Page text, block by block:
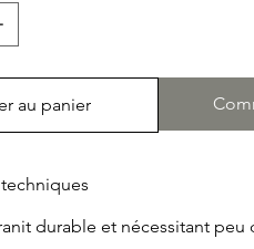
au panier
durable et nécessitant